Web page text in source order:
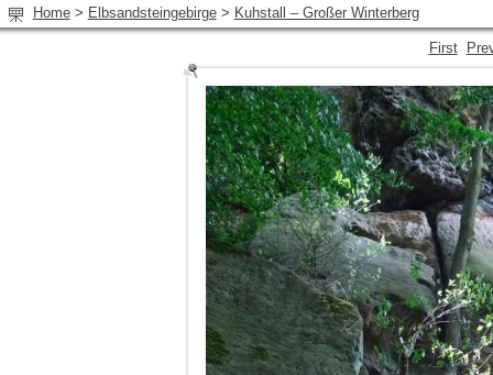
Home > Elbsandsteingebirge > Kuhstall – Großer Winterberg
First